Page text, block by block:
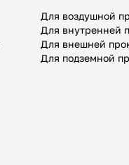
Для воздушной
Для внутренней
Для внешней
Для подземной